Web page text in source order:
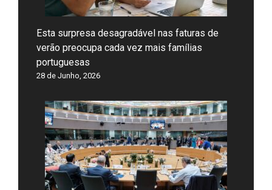
Esta surpresa desagradável nas faturas de
verão preocupa cada vez mais famílias
portuguesas
28 de Junho, 2026